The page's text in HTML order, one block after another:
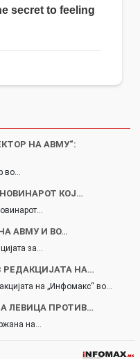
НА АВМУ“:
во…
КОЈ…
АВМУ И ВО…
за…
РЕДАКЦИЈАТА НА…
на „Инфомакс“ во…
ЛЕВИЦА ПРОТИВ…
на…